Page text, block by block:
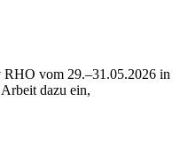
RHO vom 29.–31.05.2026 in
dazu ein,